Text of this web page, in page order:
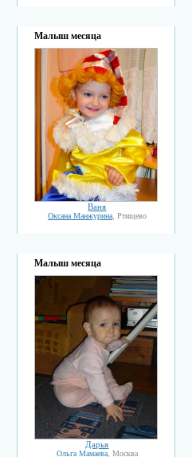
Малыш месяца
Ваня
Оксана Манжурина, Ртищево
Малыш месяца
Дарья
Ольга Мамаева, Москва